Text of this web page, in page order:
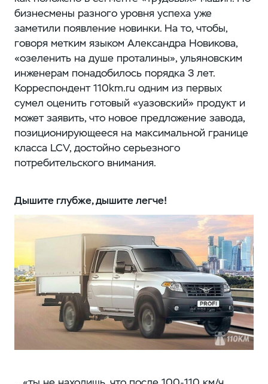
бизнесмены разного уровня успеха уже
заметили появление новинки. На то, чтобы,
говоря метким языком Александра Новикова,
«озеленить на душе проталины», ульяновским
инженерам понадобилось порядка 3 лет.
Корреспондент 110km.ru одним из первых
сумел оценить готовый «уазовский» продукт и
может заявить, что новое предложение завода,
позиционирующееся на максимальной границе
класса LCV, достойно серьезного
потребительского внимания.
Дышите глубже, дышите легче!